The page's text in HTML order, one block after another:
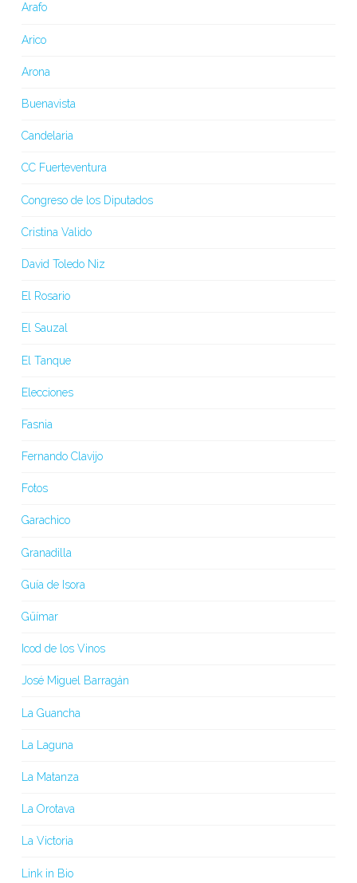
Arafo
Arico
Arona
Buenavista
Candelaria
CC Fuerteventura
Congreso de los Diputados
Cristina Valido
David Toledo Niz
El Rosario
El Sauzal
El Tanque
Elecciones
Fasnia
Fernando Clavijo
Fotos
Garachico
Granadilla
Guía de Isora
Güímar
Icod de los Vinos
José Miguel Barragán
La Guancha
La Laguna
La Matanza
La Orotava
La Victoria
Link in Bio